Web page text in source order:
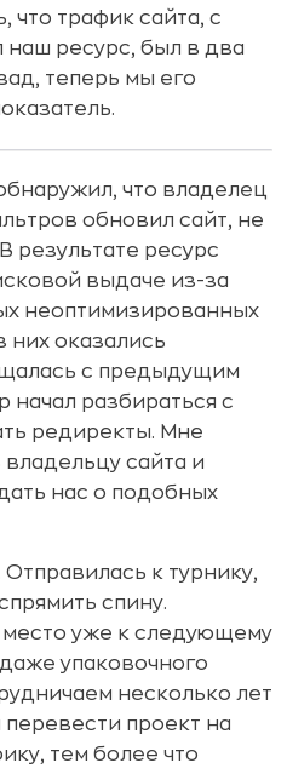
что трафик сайта, с
ресурс, был в два
теперь мы его
что владелец
обновил сайт, не
результате ресурс
выдаче из-за
неоптимизированных
них оказались
с предыдущим
начал разбираться с
редиректы. Мне
сайта и
нас о подобных
к турнику,
спину.
место уже к следующему
упаковочного
несколько лет
проект на
тем более что